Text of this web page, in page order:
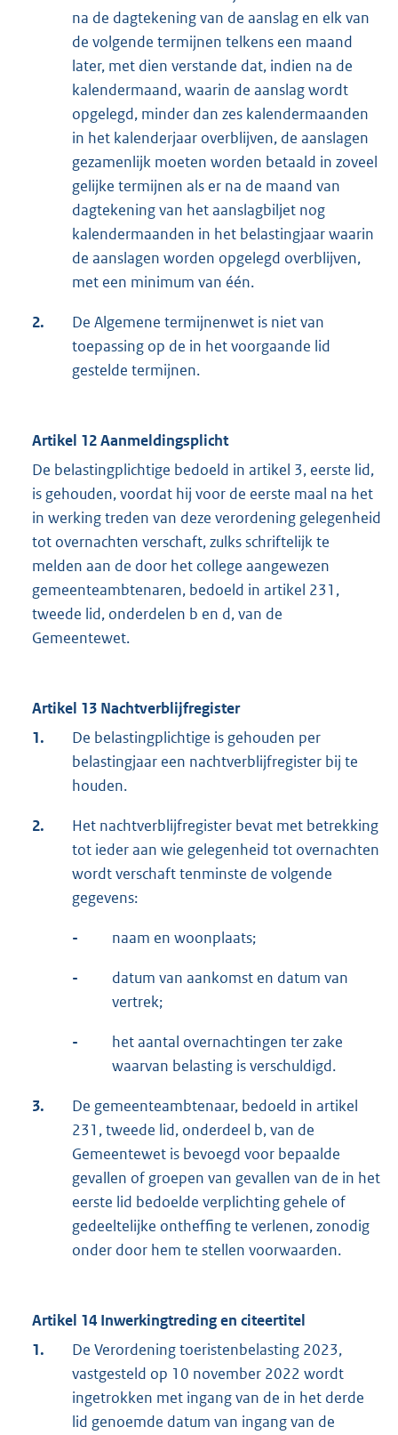
na de dagtekening van de aanslag en elk van
de volgende termijnen telkens een maand
later, met dien verstande dat, indien na de
kalendermaand, waarin de aanslag wordt
opgelegd, minder dan zes kalendermaanden
in het kalenderjaar overblijven, de aanslagen
gezamenlijk moeten worden betaald in zoveel
gelijke termijnen als er na de maand van
dagtekening van het aanslagbiljet nog
kalendermaanden in het belastingjaar waarin
de aanslagen worden opgelegd overblijven,
met een minimum van één.
2.
De Algemene termijnenwet is niet van
toepassing op de in het voorgaande lid
gestelde termijnen.
Artikel 12 Aanmeldingsplicht
De belastingplichtige bedoeld in artikel 3, eerste lid,
is gehouden, voordat hij voor de eerste maal na het
in werking treden van deze verordening gelegenheid
tot overnachten verschaft, zulks schriftelijk te
melden aan de door het college aangewezen
gemeenteambtenaren, bedoeld in artikel 231,
tweede lid, onderdelen b en d, van de
Gemeentewet.
Artikel 13 Nachtverblijfregister
1.
De belastingplichtige is gehouden per
belastingjaar een nachtverblijfregister bij te
houden.
2.
Het nachtverblijfregister bevat met betrekking
tot ieder aan wie gelegenheid tot overnachten
wordt verschaft tenminste de volgende
gegevens:
- naam en woonplaats;
-
datum van aankomst en datum van
vertrek;
-
het aantal overnachtingen ter zake
waarvan belasting is verschuldigd.
3.
De gemeenteambtenaar, bedoeld in artikel
231, tweede lid, onderdeel b, van de
Gemeentewet is bevoegd voor bepaalde
gevallen of groepen van gevallen van de in het
eerste lid bedoelde verplichting gehele of
gedeeltelijke ontheffing te verlenen, zonodig
onder door hem te stellen voorwaarden.
Artikel 14 Inwerkingtreding en citeertitel
1.
De Verordening toeristenbelasting 2023,
vastgesteld op 10 november 2022 wordt
ingetrokken met ingang van de in het derde
lid genoemde datum van ingang van de